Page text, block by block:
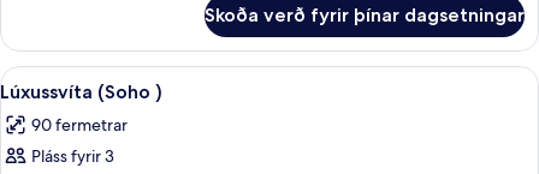
-
svefnherbergi
Skoða verð fyrir þínar dagsetningar
Skoða
allar
myndir
fyrir
Lúxussvíta (Soho ) | Rúmföt af
25
Lúxussvíta (Soho )
90 fermetrar
Pláss fyrir 3